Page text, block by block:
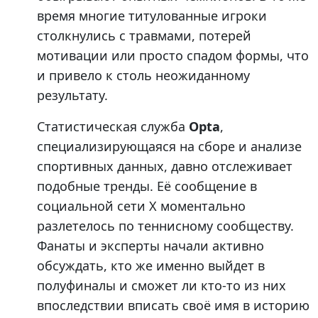
время многие титулованные игроки
столкнулись с травмами, потерей
мотивации или просто спадом формы, что
и привело к столь неожиданному
результату.
Статистическая служба Opta,
специализирующаяся на сборе и анализе
спортивных данных, давно отслеживает
подобные тренды. Её сообщение в
социальной сети X моментально
разлетелось по теннисному сообществу.
Фанаты и эксперты начали активно
обсуждать, кто же именно выйдет в
полуфиналы и сможет ли кто-то из них
впоследствии вписать своё имя в историю